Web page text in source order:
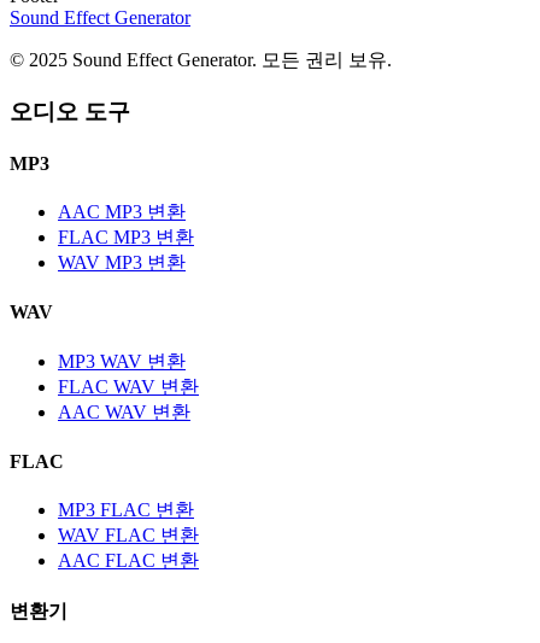
Sound Effect Generator
© 2025 Sound Effect Generator. 모든 권리 보유.
오디오 도구
MP3
AAC MP3 변환
FLAC MP3 변환
WAV MP3 변환
WAV
MP3 WAV 변환
FLAC WAV 변환
AAC WAV 변환
FLAC
MP3 FLAC 변환
WAV FLAC 변환
AAC FLAC 변환
변환기